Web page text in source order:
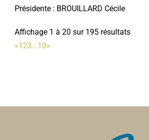
Présidente : BROUILLARD Cécile
Affichage 1 à 20 sur 195 résultats
«123...10»